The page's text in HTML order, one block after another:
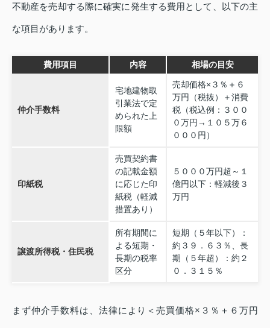
不動産を売却する際に確実に発生する費用として、以下の主
な項目があります。
費用項目 内容 相場の目安
仲介手数料
宅地建物取
引業法で定
められた上
限額
売却価格×３％＋６
万円（税抜）＋消費
税（税込例：３００
０万円→１０５万６
０００円）
印紙税
売買契約書
の記載金額
に応じた印
紙税（軽減
措置あり）
５０００万円超～１
億円以下：軽減後３
万円
譲渡所得税・住民税
所有期間に
よる短期・
長期の税率
区分
短期（５年以下）：
約３９．６３％、長
期（５年超）：約２
０．３１５％
まず仲介手数料は、法律により＜売買価格×３％＋６万円